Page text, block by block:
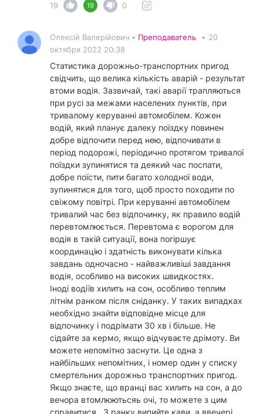
19
19 0
Олексій Валерійович • Преподаватель • 20
октября 2022 20:38
Статистика дорожньо-транспортних пригод
свідчить, що велика кількість аварій - результат
втоми водія. Зазвичай, такі аварії трапляються
при русі за межами населених пунктів, при
тривалому керуванні автомобілем. Кожен
водій, який планує далеку поїздку повинен
добре відпочити перед нею, відпочивати в
період подорожі, періодично протягом тривалої
поїздки зупинятися та деякий час поспати,
добре поїсти, пити багато холодної води,
зупинятися для того, щоб просто походити по
свіжому повітрі. При керуванні автомобілем
тривалий час без відпочинку, як правило водій
перевтомлюється. Перевтома є ворогом для
водія в такій ситуації, вона погіршує
координацію і здатність виконувати кілька
завдань одночасно - найважливіші завдання
водія, особливо на високих швидкостях.
Іноді водіїв хилить на сон, особливо теплим
літнім ранком після сніданку. У таких випадках
необхідно знайти відповідне місце для
відпочинку і подрімати 30 хв і більше. Не
сідайте за кермо, якщо відчуваєте дрімоту. Ви
можете непомітно заснути. Це одна з
найбільших непомітних, і номер один у списку
смертельних дорожньо транспортних пригод.
Якщо знаєте, що вранці вас хилить на сон, а до
вечора втомлюютьсяь очі, то можете з цим
справитися . З ранку випийте кави, а ввечері